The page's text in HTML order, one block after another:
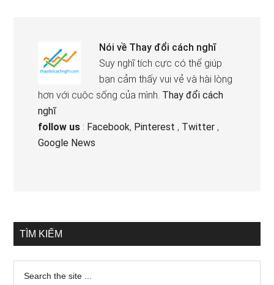
Nói về Thay đổi cách nghĩ
Suy nghĩ tích cực có thể giúp
bạn cảm thấy vui vẻ và hài lòng
hơn với cuộc sống của mình. Thay đổi cách
nghĩ
follow us : Facebook, Pinterest , Twitter ,
Google News
TÌM KIẾM